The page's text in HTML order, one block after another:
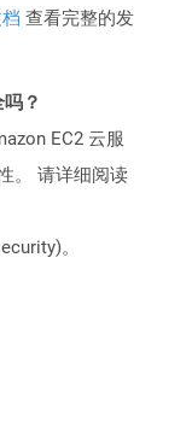
查看完整的发
？
EC2 云服
。 请详细阅读
。